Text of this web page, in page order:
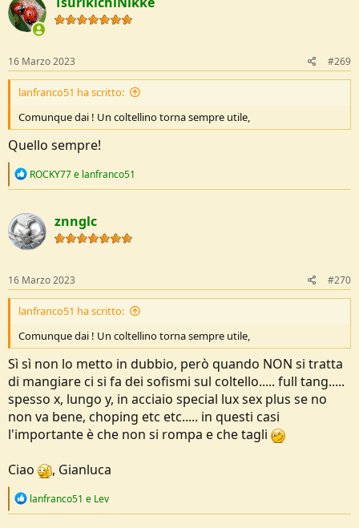
t
i
o
s
:
16 Marzo 2023 #269
lanfranco51 ha scritto:
Comunque dai ! Un coltellino torna sempre utile,
Quello sempre!
R
c
t
i
o
s
:
ROCKY77e lanfranco51
znnglc
16 Marzo 2023 #270
lanfranco51 ha scritto:
Comunque dai ! Un coltellino torna sempre utile,
Sì sì non lo metto in dubbio, però quando NON si tratta
di mangiare ci si fa dei sofismi sul coltello..... full tang.....
spesso x, lungo y, in acciaio special lux sex plus se no
non va bene, choping etc etc..... in questi casi
l'importante è che non si rompa e che tagli
Ciao
, Gianluca
R
lanfranco51 e Lev